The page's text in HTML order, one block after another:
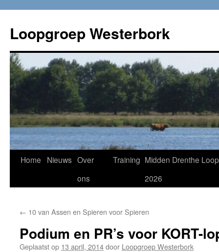
Loopgroep Westerbork
Home Nieuws Over
ons
Training Midden Drenthe Loop
2026
← 10 van Assen en Spieren voor Spieren
Podium en PR’s voor KORT-
Geplaatst op 13 april, 2014door Loopgroep Westerbork